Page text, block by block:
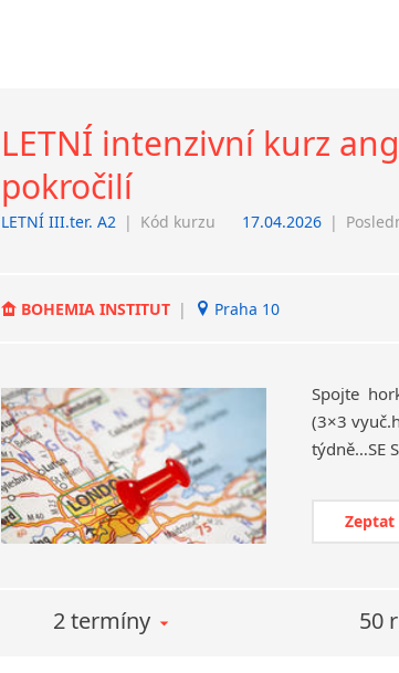
LETNÍ intenzivní kurz
pokročilí
LETNÍ III.ter. A2 | Kód kurzu 17.04.2026 |
BOHEMIA INSTITUT | Praha 10
Spojte
(3×3
Zeptat
2 termíny 50